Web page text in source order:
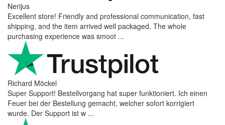
Nerijus
Excellent store! Friendly and professional communication, fast
shipping, and the item arrived well packaged. The whole
purchasing experience was smoot ...
Richard Möckel
Super Support! Bestellvorgang hat super funktioniert. Ich einen
Feuer bei der Bestellung gemacht, welcher sofort korrigiert
wurde. Der Support ist w ...